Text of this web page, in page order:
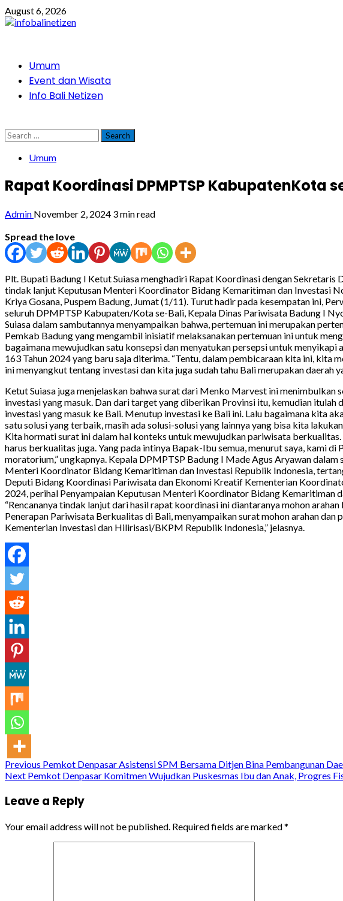
Skip
to
August 6, 2026
PrimaryUmum
Event dan Wisata
Info Bali Netizen
Search
for:
Umum
Rapat Koordinasi DPMPTSP KabupatenKota
Admin November 2, 2024 3 min read
Spread the love
Plt. Bupati Badung I Ketut Suiasa menghadiri Rapat Koordinasi dengan
tindak lanjut Keputusan Menteri Koordinator Bidang Kemaritiman dan Investasi
Kriya Gosana, Puspem Badung, Jumat (1/11). Turut hadir pada kesempatan ini,
seluruh DPMPTSP Kabupaten/Kota se-Bali, Kepala Dinas Pariwisata Badung I
Suiasa dalam sambutannya menyampaikan bahwa, pertemuan ini merupakan
Pemkab Badung yang mengambil inisiatif melaksanakan pertemuan ini untuk
bagaimana mewujudkan satu konsepsi dan menyatukan persepsi untuk
163 Tahun 2024 yang baru saja diterima. “Tentu, dalam pembicaraan kita ini, kita
ini menyangkut tentang investasi dan kita juga sudah tahu Bali merupakan
Ketut Suiasa juga menjelaskan bahwa surat dari Menko Marvest ini
investasi yang masuk. Dan dari target yang diberikan Provinsi itu, kemudian
investasi yang masuk ke Bali. Menutup investasi ke Bali ini. Lalu bagaimana kita
satu solusi yang terbaik, masih ada solusi-solusi yang lainnya yang bisa kita
Kita hormati surat ini dalam hal konteks untuk mewujudkan pariwisata
harus berkualitas juga. Yang pada intinya Bapak-Ibu semua, menurut saya, kami
moratorium,” ungkapnya. Kepala DPMPTSP Badung I Made Agus Aryawan
Menteri Koordinator Bidang Kemaritiman dan Investasi Republik Indonesia,
Deputi Bidang Koordinasi Pariwisata dan Ekonomi Kreatif Kementerian
2024, perihal Penyampaian Keputusan Menteri Koordinator Bidang Kemaritiman
“Rencananya tindak lanjut dari hasil rapat koordinasi ini diantaranya mohon
Penerapan Pariwisata Berkualitas di Bali, menyampaikan surat mohon arahan
Kementerian Investasi dan Hilirisasi/BKPM Republik Indonesia,” jelasnya.
Continue
Previous Pemkot Denpasar Asistensi SPM Bersama Ditjen Bina Pembangunan
Next Pemkot Denpasar Komitmen Wujudkan Puskesmas Ibu dan Anak, Progres
Leave a Reply
Your email address will not be published. Required fields are marked*